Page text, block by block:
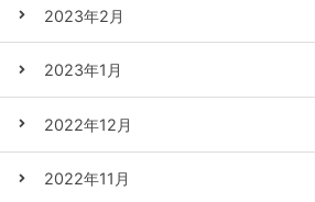
2023年2月
2023年1月
2022年12月
2022年11月